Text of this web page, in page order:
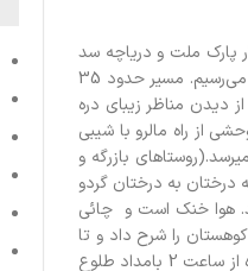
پارک ملت و دریاچه سد
مهاباد از روستای قاضی‌آباد می‌گذرد. در انتهای دریاچه سد با عبور از گردنه‌ی “میدان به‌له‌ک” به ایستگاه پرورش ماهی که کنار چشمه‌ای پرآب قرار دارد می‌رسیم. مسیر حدود 35
که راننده مینی‌بوس نیز نتوانست از دیدن مناظر زیبای دره
از راه مالرو با شیبی
و به صورت مارپیچ به دره بازرگه میرسد.(روستاهای بازرگه و
به درختان گردو
هوا خنک است و چائی
را شرح داد و تا
ساعت 12 به صحبت پیرامون برنامه‌های اجرا شده گذشت. راننده مینی‌بوس قصد بازگشت داشت، شب تاریکی بود و هنوز از مهتاب خبری نبود. گویا ماه از ساعت 2 بامداد طلوع